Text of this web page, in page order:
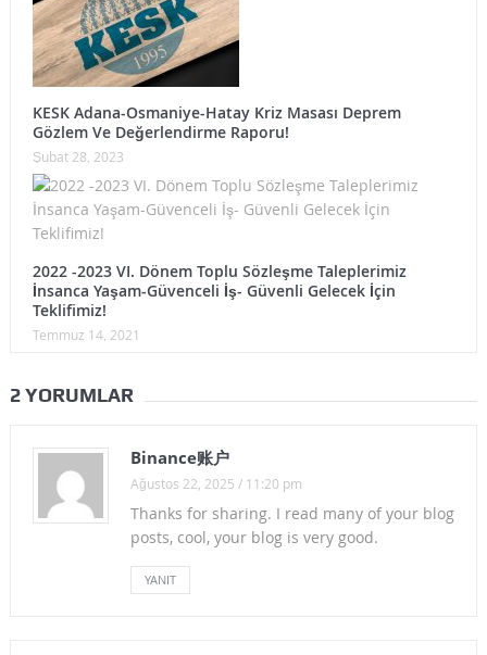
KESK Adana-Osmaniye-Hatay Kriz Masası Deprem
Gözlem Ve Değerlendirme Raporu!
Şubat 28, 2023
2022 -2023 VI. Dönem Toplu Sözleşme Taleplerimiz
İnsanca Yaşam-Güvenceli İş- Güvenli Gelecek İçin
Teklifimiz!
Temmuz 14, 2021
2 YORUMLAR
Binance账户
Ağustos 22, 2025 / 11:20 pm
Thanks for sharing. I read many of your blog
posts, cool, your blog is very good.
YANIT